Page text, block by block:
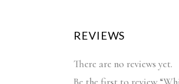
REVIEWS
There are no reviews yet.